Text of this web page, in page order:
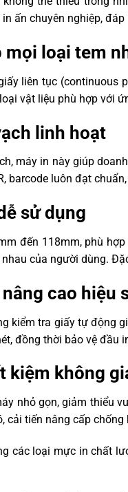
trắng PCX, BMP và các định
tải về bộ nhớ FLASH/
EAN128, ITF, CODE39,
EAN13+5, EAN8,
UPC-E, UPC-E+2, UPC-E+5,
PLESSEY, ITF14,
byte phổ biến: FONT 0 đến
lần theo chiều dọc và
270°
có đánh dấu vạch đen
(External Paper Roll)
off)
ấn chuyên nghiệp,
mọi loại tem
liên tục (continuous
vật liệu phù hợp với
linh hoạt
máy in này giúp
barcode luôn đạt
sử dụng
đến 118mm, phù
của người dùng.
cao hiệu
kiểm tra giấy tự động
đồng thời bảo vệ đầu
kiệm không
nhỏ gọn, giảm thiểu
cải tiến nâng cấp
các loại mực in chất